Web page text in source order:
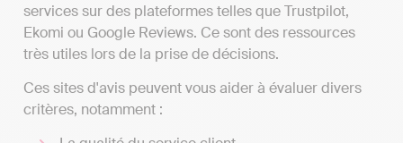
services sur des plateformes telles que Trustpilot,
Ekomi ou Google Reviews. Ce sont des ressources
très utiles lors de la prise de décisions.
Ces sites d'avis peuvent vous aider à évaluer divers
critères, notamment :